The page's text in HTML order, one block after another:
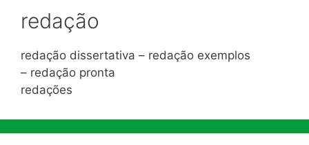
redação
redação dissertativa – redação exemplos
– redação pronta
redações